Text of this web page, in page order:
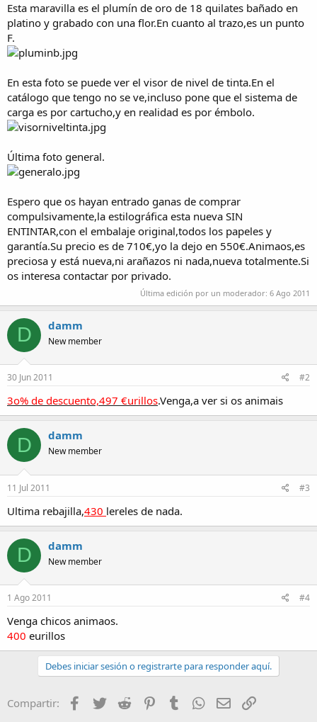
Esta maravilla es el plumín de oro de 18 quilates bañado en
platino y grabado con una flor.En cuanto al trazo,es un punto
F.
En esta foto se puede ver el visor de nivel de tinta.En el
catálogo que tengo no se ve,incluso pone que el sistema de
carga es por cartucho,y en realidad es por émbolo.
Última foto general.
Espero que os hayan entrado ganas de comprar
compulsivamente,la estilográfica esta nueva SIN
ENTINTAR,con el embalaje original,todos los papeles y
garantía.Su precio es de 710€,yo la dejo en 550€.Animaos,es
preciosa y está nueva,ni arañazos ni nada,nueva totalmente.Si
os interesa contactar por privado.
Última edición por un moderador: 6 Ago 2011
D damm
New member
30 Jun 2011 #2
3o% de descuento,497 €urillos.Venga,a ver si os animais
D damm
New member
11 Jul 2011 #3
Ultima rebajilla,430 lereles de nada.
D damm
New member
1 Ago 2011 #4
Venga chicos animaos.
400 eurillos
Debes iniciar sesión o registrarte para responder aquí.
Compartir: Facebook
Twitter Reddit PinterestTumblrWhatsApp
Email